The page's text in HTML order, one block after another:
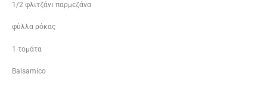
1/2 φλιτζάνι παρμεζάνα
φύλλα ρόκας
1 τομάτα
Bal­sam­i­co